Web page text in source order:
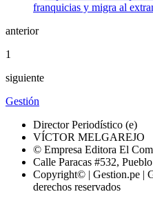
anterior
1
siguiente
Gestión
Director Periodístico (e)
VÍCTOR MELGAREJO
© Empresa Editora El
Calle Paracas #532,
Copyright© | Gestion.pe |
derechos reservados